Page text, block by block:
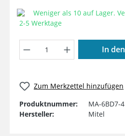
Weniger als 10 auf Lager.
2-5 Werktage
Produkt Anzahl:In
Zum Merkzettel hinzufügen
Produktnummer:
MA-6BD7-
Hersteller:
Mitel